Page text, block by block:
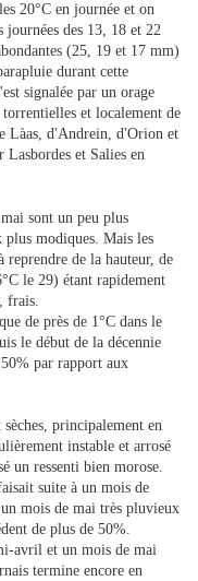
20°C en journée et on
journées des 13, 18 et 22
(25, 19 et 17 mm)
durant cette
signalée par un orage
et localement de
Làas, d'Andrein, d'Orion et
et Salies en
sont un peu plus
plus modiques. Mais les
reprendre de la hauteur, de
le 29) étant rapidement
frais.
de près de 1°C dans le
le début de la décennie
par rapport aux
principalement en
instable et arrosé
un ressenti bien morose.
suite à un mois de
mois de mai très pluvieux
de plus de 50%.
avril et un mois de mai
termine encore en